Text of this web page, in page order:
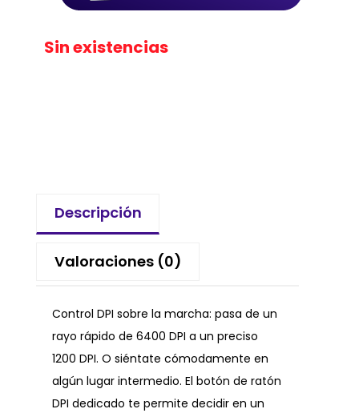
Sin existencias
Descripción
Valoraciones (0)
Control DPI sobre la marcha: pasa de un
rayo rápido de 6400 DPI a un preciso
1200 DPI. O siéntate cómodamente en
algún lugar intermedio. El botón de ratón
DPI dedicado te permite decidir en un